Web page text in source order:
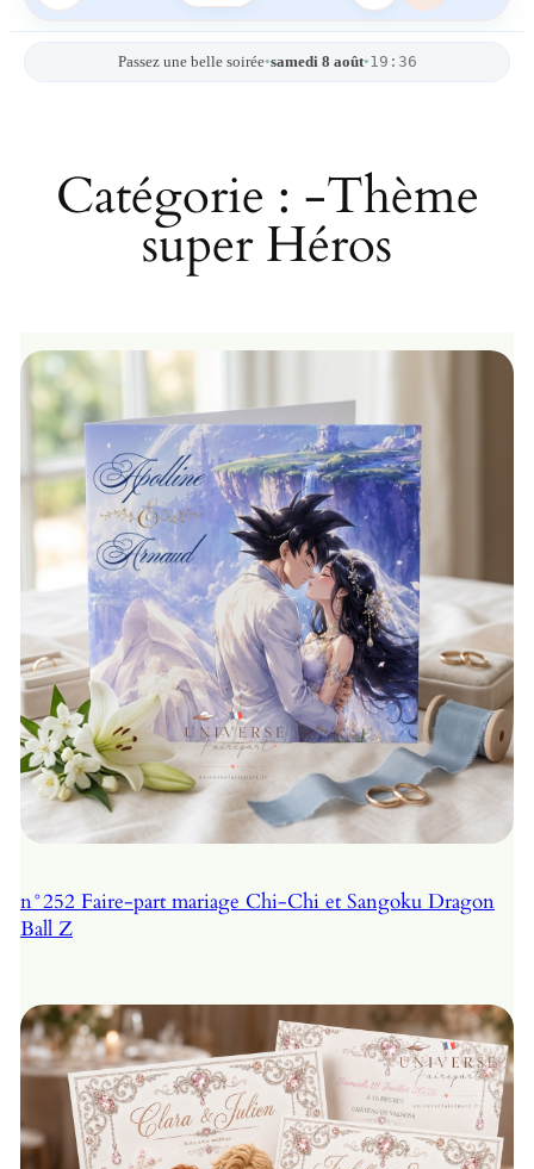
Passez une belle soirée•samedi 8 août•19:36
Catégorie : -Thème
super Héros
n°252 Faire-part mariage Chi-Chi et Sangoku Dragon
Ball Z